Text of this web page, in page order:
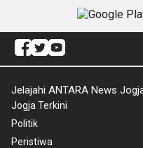
Jelajahi ANTARA News
Jogja Terkini
Politik
Peristiwa